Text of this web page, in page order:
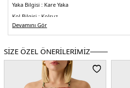
Yaka Bilgisi : Kare Yaka
Kol Bilgisi : Kolsuz
Kalıp Bilgisi :Slim Fit
Beden:M
Üretim Yeri :Hindistan
5DE2V5GP22J1314JBLK.07
Devamını Gör
SİZE ÖZEL ÖNERİLERİMİZ